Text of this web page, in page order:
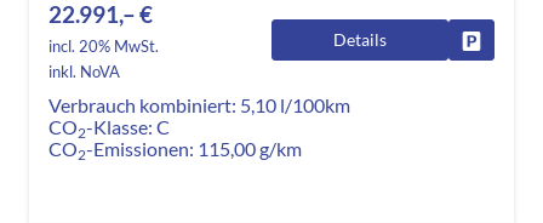
22.991,– €
incl. 20% MwSt.
inkl. NoVA
Details
Verbrauch kombiniert: 5,10 l/100km
CO2-Klasse: C
CO2-Emissionen: 115,00 g/km